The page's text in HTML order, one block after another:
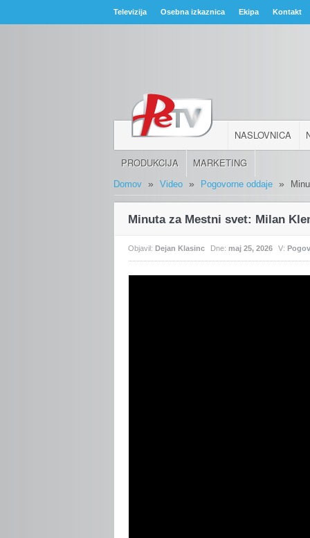
Televizija Osebna izkaznica Ekipa Kontakt
NASLOVNICA
PRODUKCIJA MARKETING
Domov » Video » Pogovorne oddaje »
Minuta za Mestni svet: Milan
Objavil:Dejan Klasinc Dne:maj 25, 2026 V: